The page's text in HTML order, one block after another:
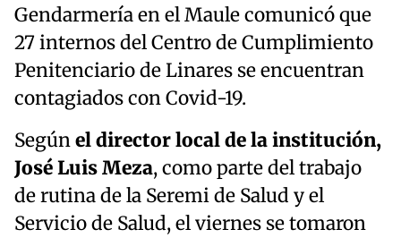
Gendarmería en el Maule comunicó que
27 internos del Centro de Cumplimiento
Penitenciario de Linares se encuentran
contagiados con Covid-19.
Segúnel director local de la institución,
José Luis Meza, como parte del trabajo
de rutina de la Seremi de Salud y el
Servicio de Salud, el viernes se tomaron